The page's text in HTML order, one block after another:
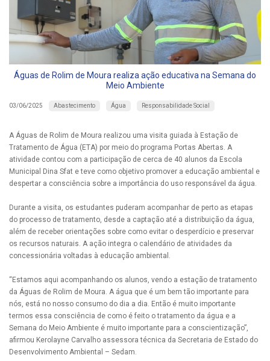
Águas de Rolim de Moura realiza ação educativa na Semana do
Meio Ambiente
03/06/2025 Abastecimento Água Responsabilidade Social
A Águas de Rolim de Moura realizou uma visita guiada à Estação de
Tratamento de Água (ETA) por meio do programa Portas Abertas. A
atividade contou com a participação de cerca de 40 alunos da Escola
Municipal Dina Sfat e teve como objetivo promover a educação ambiental e
despertar a consciência sobre a importância do uso responsável da água.
Durante a visita, os estudantes puderam acompanhar de perto as etapas
do processo de tratamento, desde a captação até a distribuição da água,
além de receber orientações sobre como evitar o desperdício e preservar
os recursos naturais. A ação integra o calendário de atividades da
concessionária voltadas à educação ambiental.
“Estamos aqui acompanhando os alunos, vendo a estação de tratamento
da Águas de Rolim de Moura. A água que é um bem tão importante para
nós, está no nosso consumo do dia a dia. Então é muito importante
termos essa consciência de como é feito o tratamento da água e a
Semana do Meio Ambiente é muito importante para a conscientização”,
afirmou Kerolayne Carvalho assessora técnica da Secretaria de Estado do
Desenvolvimento Ambiental – Sedam.